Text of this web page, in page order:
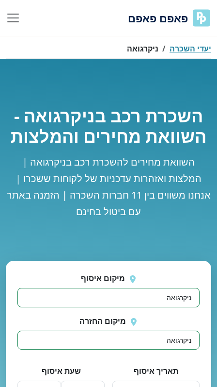
פאפם פאפם
יעדי השכרה ניקרגואה
השכרת רכב בניקרגואה -
השוואת מחירים והמלצות
השוואת מחירים להשכרת רכב בניקרגואה |
המלצות ואזהרות עדכניות של לקוחות ששכרו |
אנחנו משווים בין 11 חברות השכרה | הזמנה באתר
עם ביטול בחינם
שוב
מיקום איסוף
מיקום החזרה
תאריך איסוף שעת איסוף